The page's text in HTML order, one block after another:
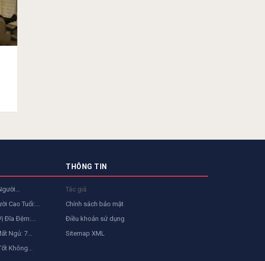
Cao Tuổi:...
Đĩa Đệm:...
Ngủ: 7...
Không...
THÔNG TIN
Tác giả
Chính sách bảo mật
Điều khoản sử dụng
Sitemap XML